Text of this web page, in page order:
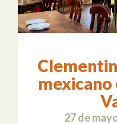
mexicano
27 de